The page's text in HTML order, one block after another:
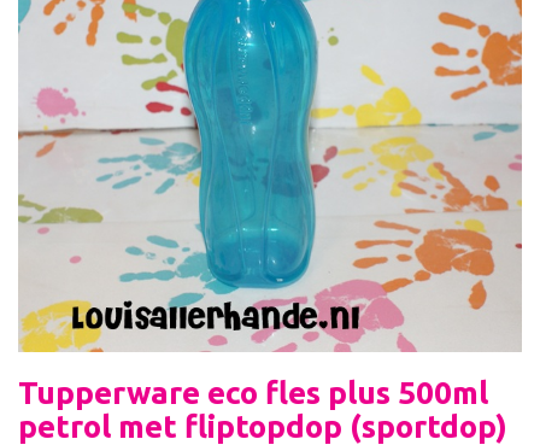
Tupperware eco fles plus 500ml
petrol met fliptopdop (sportdop)